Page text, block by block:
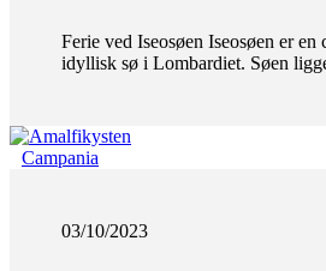
Ferie ved Iseosøen Iseosøen er en
idyllisk sø i Lombardiet. Søen
Campania
03/10/2023